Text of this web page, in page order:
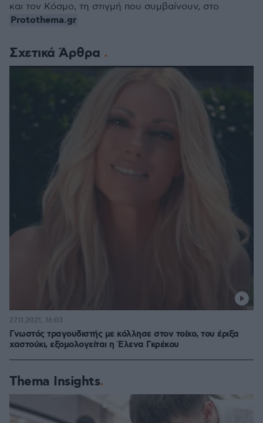
Σχετικά Άρθρα
Γνωστός τραγουδιστής με κόλλησε στον τοίχο, του έριξα
χαστούκι, εξομολογείται η Έλενα Γκρέκου
27.11.2021, 16:03
Thema Insights
και τον Κόσμο, τη στιγμή που συμβαίνουν, στο
Protothema.gr